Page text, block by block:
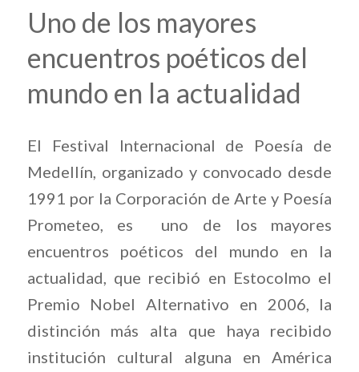
Uno de los mayores
encuentros poéticos del
mundo en la actualidad
El Festival Internacional de Poesía de
Medellín, organizado y convocado desde
1991 por la Corporación de Arte y Poesía
Prometeo, es uno de los mayores
encuentros poéticos del mundo en la
actualidad, que recibió en Estocolmo el
Premio Nobel Alternativo en 2006, la
distinción más alta que haya recibido
institución cultural alguna en América